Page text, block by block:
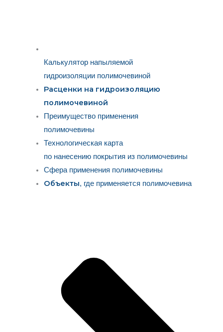
Калькулятор напыляемой
гидроизоляции полимочевиной
Расценки на гидроизоляцию
полимочевиной
Преимущество применения
полимочевины
Технологическая карта
по нанесению покрытия из полимочевины
Сфера применения полимочевины
Объекты, где применяется полимочевина